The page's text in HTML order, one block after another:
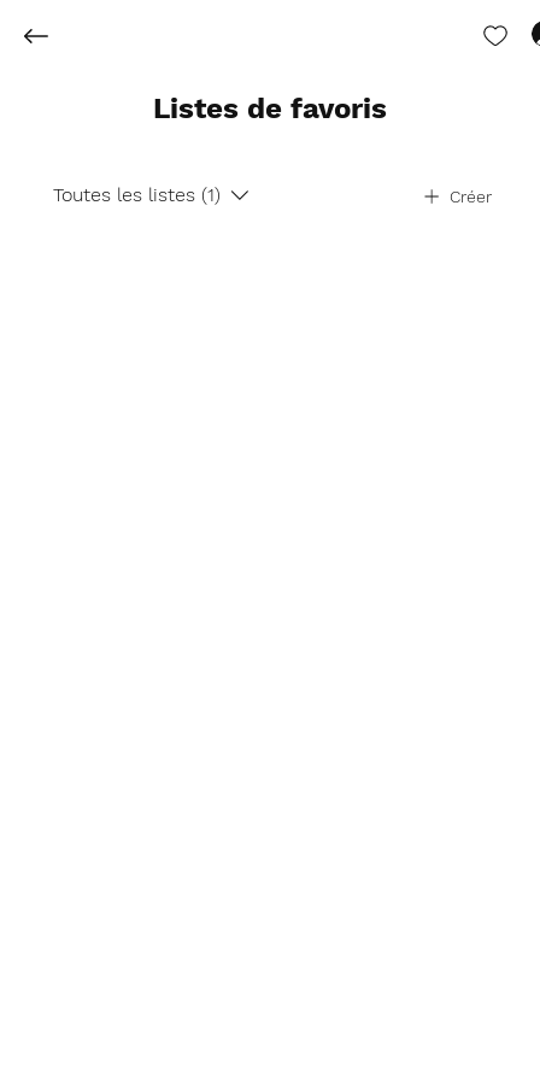
Toutes les listes (1) Créer
Listes de favoris